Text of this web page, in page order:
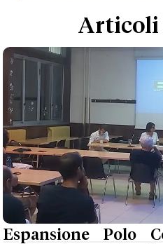
Articoli
Espansione Polo